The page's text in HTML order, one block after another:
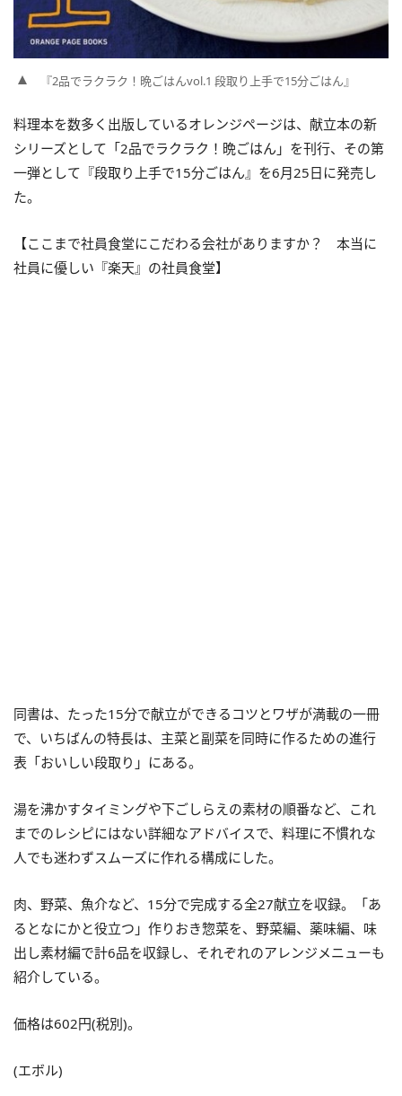
『2品でラクラク！晩ごはんvol.1 段取り上手で15分ごはん』
料理本を数多く出版しているオレンジページは、献立本の新
シリーズとして「2品でラクラク！晩ごはん」を刊行、その第
一弾として『段取り上手で15分ごはん』を6月25日に発売し
た。
【ここまで社員食堂にこだわる会社がありますか？ 本当に
社員に優しい『楽天』の社員食堂】
同書は、たった15分で献立ができるコツとワザが満載の一冊
で、いちばんの特長は、主菜と副菜を同時に作るための進行
表「おいしい段取り」にある。
湯を沸かすタイミングや下ごしらえの素材の順番など、これ
までのレシピにはない詳細なアドバイスで、料理に不慣れな
人でも迷わずスムーズに作れる構成にした。
肉、野菜、魚介など、15分で完成する全27献立を収録。「あ
るとなにかと役立つ」作りおき惣菜を、野菜編、薬味編、味
出し素材編で計6品を収録し、それぞれのアレンジメニューも
紹介している。
価格は602円(税別)。
(エボル)